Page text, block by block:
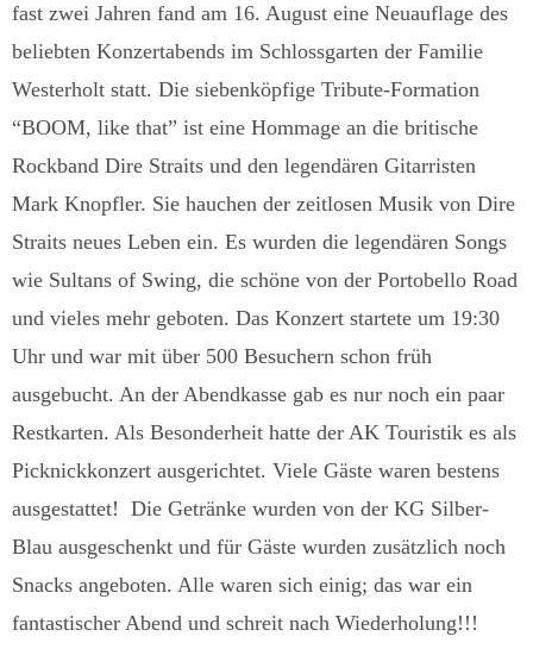
fast zwei Jahren fand am 16. August eine Neuauflage des
beliebten Konzertabends im Schlossgarten der Familie
Westerholt statt. Die siebenköpfige Tribute-Formation
“BOOM, like that” ist eine Hommage an die britische
Rockband Dire Straits und den legendären Gitarristen
Mark Knopfler. Sie hauchen der zeitlosen Musik von Dire
Straits neues Leben ein. Es wurden die legendären Songs
wie Sultans of Swing, die schöne von der Portobello Road
und vieles mehr geboten. Das Konzert startete um 19:30
Uhr und war mit über 500 Besuchern schon früh
ausgebucht. An der Abendkasse gab es nur noch ein paar
Restkarten. Als Besonderheit hatte der AK Touristik es als
Picknickkonzert ausgerichtet. Viele Gäste waren bestens
ausgestattet! Die Getränke wurden von der KG Silber-
Blau ausgeschenkt und für Gäste wurden zusätzlich noch
Snacks angeboten. Alle waren sich einig; das war ein
fantastischer Abend und schreit nach Wiederholung!!!